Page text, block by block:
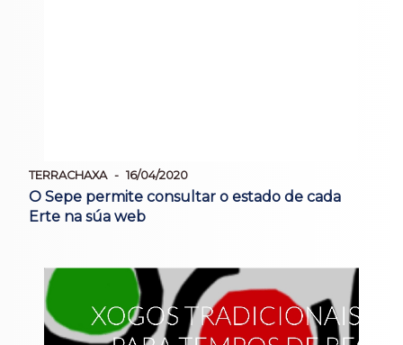
TERRACHAXA 16/04/2020
O Sepe permite consultar o estado de cada
Erte na súa web